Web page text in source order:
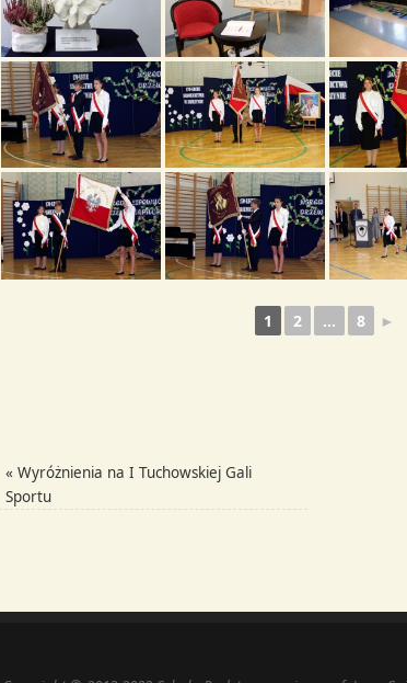
1 2 ... 8 ►
« Wyróżnienia na I Tuchowskiej Gali
Sportu